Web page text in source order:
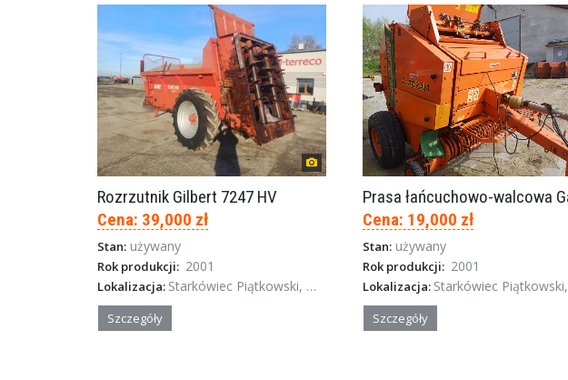
Rozrzutnik Gilbert 7247 HV
Cena: 39,000 zł
Stan: używany
Rok produkcji: 2001
Lokalizacja: Starkówiec Piątkowski, Wielkopolska
Szczegóły
Cena: 19,000 zł
Stan: używany
Rok produkcji: 2001
Lokalizacja: Starkówiec Piątkowski, Wielkopolska
Szczegóły